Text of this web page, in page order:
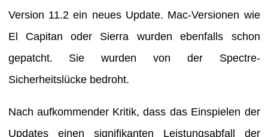
Version 11.2 ein neues Update. Mac-Versionen wie
El Capitan oder Sierra wurden ebenfalls schon
gepatcht. Sie wurden von der Spectre-
Sicherheitslücke bedroht.
Nach aufkommender Kritik, dass das Einspielen der
Updates einen signifikanten Leistungsabfall der